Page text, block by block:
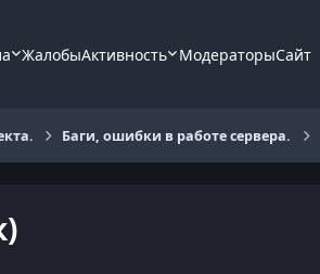
ЖалобыАктивность МодераторыСайт
Баги, ошибки в работе сервера.